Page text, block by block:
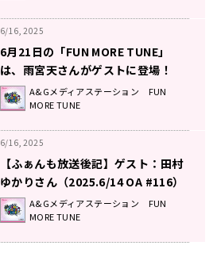
6/16, 2025
6月21日の「FUN MORE TUNE」
は、雨宮天さんがゲストに登場！
A&Gメディアステーション FUN
MORE TUNE
6/16, 2025
【ふぁんも放送後記】ゲスト：田村
ゆかりさん（2025.6/14 OA #116）
A&Gメディアステーション FUN
MORE TUNE